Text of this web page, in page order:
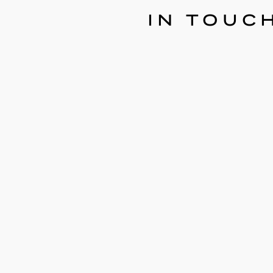
IN